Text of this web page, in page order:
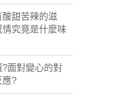
甜苦辣的滋
究竟是什麼味
面對變心的對
應?